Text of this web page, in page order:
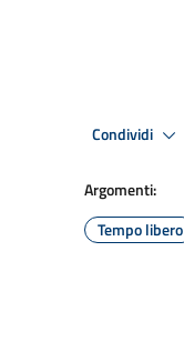
Condividi
Argomenti:
Tempo libero